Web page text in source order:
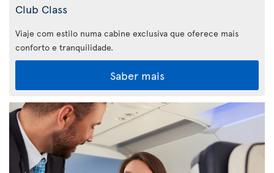
Club Class
Viaje com estilo numa cabine exclusiva que oferece mais
conforto e tranquilidade.
Saber mais